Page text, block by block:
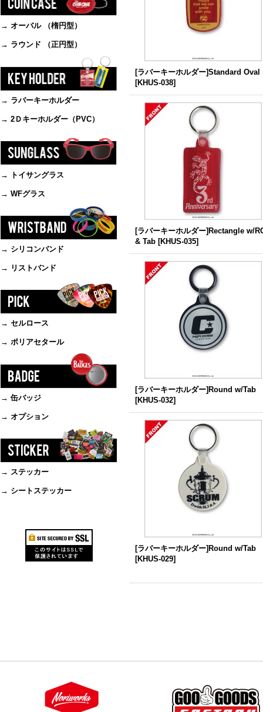
→ オーバル （楕円型）
→ ラウンド （正円型）
→ ラバーキーホルダー
→ 2Ｄキーホルダー（PVC）
→ トイサングラス
→ WFグラス
→ シリコンバンド
→ リストバンド
→ セルロース
→ ポリアセタール
→ 缶バッジ
→ オプション
→ ステッカー
→ シートステッカー
[ラバーキーホルダー]Standard Oval
[KHUS-038]
[ラバーキーホルダー]Rectangle w/
& Tab [KHUS-035]
[ラバーキーホルダー]Round w/Tab
[KHUS-032]
[ラバーキーホルダー]Round w/Tab
[KHUS-029]